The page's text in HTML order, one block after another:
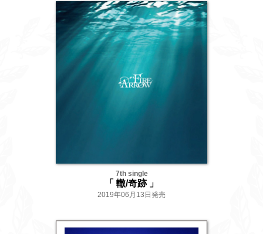
7th single
「 轍/奇跡 」
2019年06月13日発売